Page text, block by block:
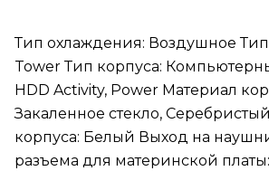
Тип охлаждения: Воздушное
Tower Тип корпуса:
HDD Activity, Power Материал
Закаленное стекло,
корпуса: Белый Выход на
разъема для материнской